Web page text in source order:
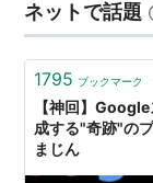
って、いつも
た、 穢らわし
ネットで話題
1795 ブックマーク
【神回】
成する"奇跡"の
まじん